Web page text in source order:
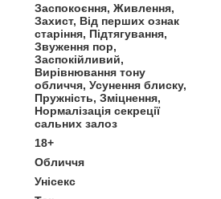
Заспокоєння, Живлення,
Захист, Від перших ознак
старіння, Підтягування,
Звуження пор,
Заспокійливий,
Вирівнювання тону
обличчя, Усунення блиску,
Пружність, Зміцнення,
Нормалізація секреції
сальних залоз
18+
Обличчя
Унісекс